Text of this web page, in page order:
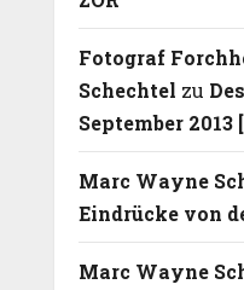
Fotograf
Schechtel zu
September 2013
Marc Wayne
Eindrücke von
Marc Wayne